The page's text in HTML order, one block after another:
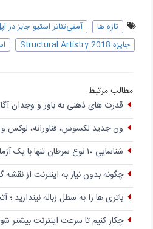
تازه ها
آمفی‌تئاتر استیو جابز در
جایزه‌ Structural Artistry 2018
مطالب مرتبط
قدرت های ذهنی به باور و وجدان آگاه و
ون جدید لکسوس، فناورانه، لوکس
شناسایی ۱۰ نوع سرطان تنها با یک آزمایش!
چگونه بدون نیاز به اینترنت از نقشه
باتری‌ ها را به سطل زباله نیندازید ؛
چکار کنیم تا سرعت اینترنت بیشتر